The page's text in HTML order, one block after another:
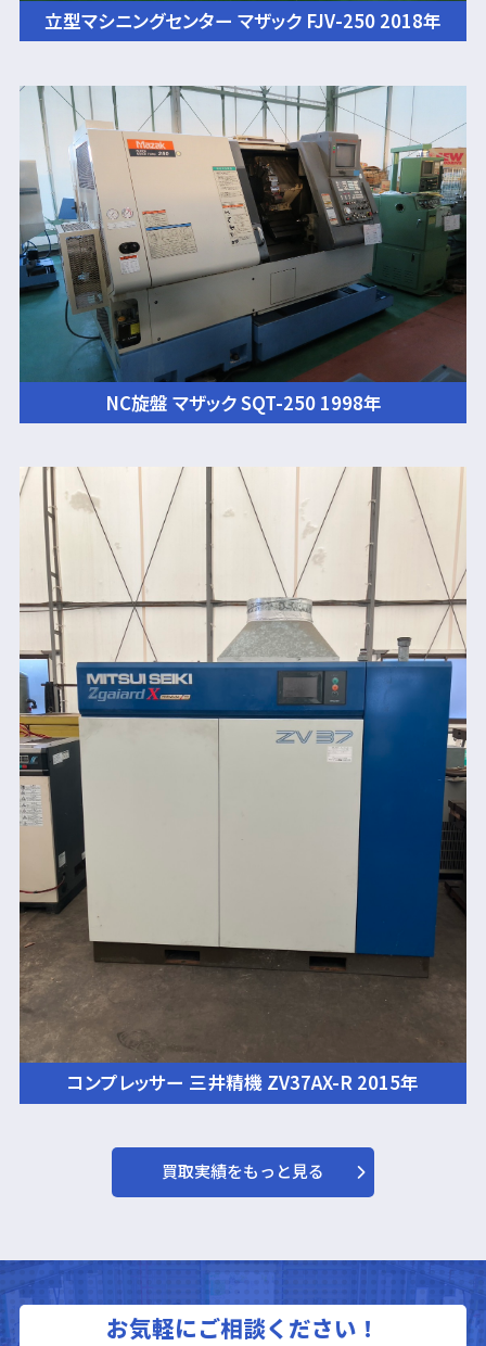
立型マシニングセンター マザック FJV-250 2018年
NC旋盤 マザック SQT-250 1998年
コンプレッサー 三井精機 ZV37AX-R 2015年
買取実績をもっと見る
お気軽にご相談ください！